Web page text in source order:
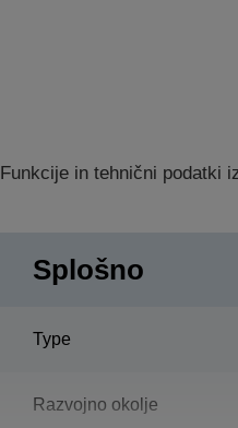
Funkcije in tehnični podatki
Splošno
Type
Razvojno okolje